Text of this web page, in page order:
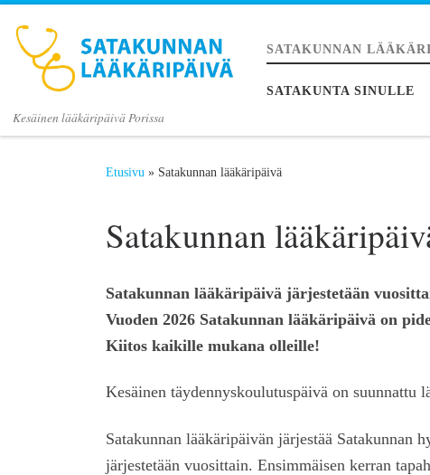
Kesäinen lääkäripäivä Porissa
SATAKUNNAN
SATAKUNTA SINULLE
Etusivu » Satakunnan lääkäripäivä
Satakunnan
Satakunnan lääkäripäivä järjestetään
Vuoden 2026 Satakunnan lääkäripäivä on
Kiitos kaikille mukana olleille!
Kesäinen täydennyskoulutuspäivä on
Satakunnan lääkäripäivän järjestää
järjestetään vuosittain. Ensimmäisen kerran